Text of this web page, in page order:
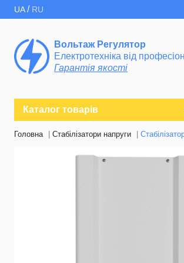
UA/ RU
Вольтаж Регулятор
Електротехніка від
Гарантія якості
Каталог товарів
Головна Стабілізатори напруги